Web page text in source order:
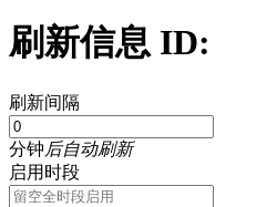
刷新信息 ID:
刷新间隔
分钟后自动刷新
启用时段